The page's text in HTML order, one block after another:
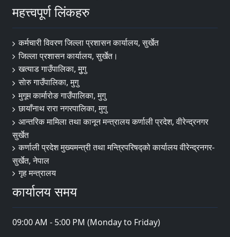
महत्त्वपूर्ण लिंकहरु
कर्मचारी विवरण जिल्ला प्रशासन कार्यालय, सुर्खेत
जिल्ला प्रशासन कार्यालय, सुर्खेत।
खत्याड गाउँपालिका, मुुगु
साेरु गाउँपालिका, मुगु
मुगूम कार्मारोङ गाउँपालिका, मुगु
छायाँनाथ रारा नगरपालिका, मुगु
आन्तरिक मामिला तथा कानून मन्त्रालय कर्णाली प्रदेश, वीरेन्द्रनगर
सुर्खेत
कर्णाली प्रदेश मुख्यमन्त्री तथा मन्त्रिपरिषद्को कार्यालय वीरेन्द्रनगर-
सुर्खेत, नेपाल
गृह मन्त्रालय
कार्यालय समय
09:00 AM - 5:00 PM (Monday to Friday)